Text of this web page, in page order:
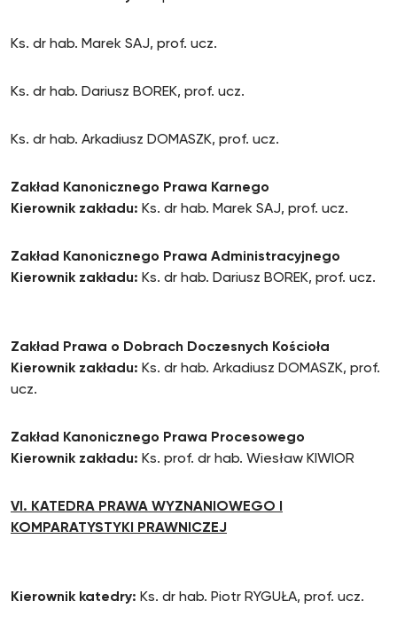
Ks. dr hab. Marek SAJ, prof. ucz.
Ks. dr hab. Dariusz BOREK, prof. ucz.
Ks. dr hab. Arkadiusz DOMASZK, prof. ucz.
Zakład Kanonicznego Prawa Karnego
Kierownik zakładu: Ks. dr hab. Marek SAJ, prof. ucz.
Zakład Kanonicznego Prawa Administracyjnego
Kierownik zakładu: Ks. dr hab. Dariusz BOREK, prof. ucz.
Zakład Prawa o Dobrach Doczesnych Kościoła
Kierownik zakładu: Ks. dr hab. Arkadiusz DOMASZK, prof.
ucz.
Zakład Kanonicznego Prawa Procesowego
Kierownik zakładu: Ks. prof. dr hab. Wiesław KIWIOR
VI. KATEDRA PRAWA WYZNANIOWEGO I
KOMPARATYSTYKI PRAWNICZEJ
Kierownik katedry: Ks. dr hab. Piotr RYGUŁA, prof. ucz.